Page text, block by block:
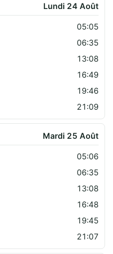
Lundi 24 Août
05:05
06:35
13:08
16:49
19:46
21:09
Mardi 25 Août
05:06
06:35
13:08
16:48
19:45
21:07